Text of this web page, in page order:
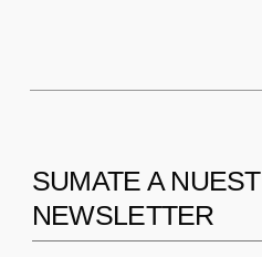
SUMATE A
NEWSLETTER